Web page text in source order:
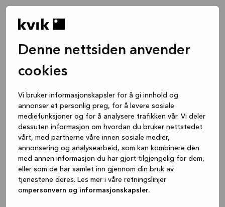
Denne nettsiden anvender
cookies
Vi bruker informasjonskapsler for å gi innhold og
annonser et personlig preg, for å levere sosiale
mediefunksjoner og for å analysere trafikken vår. Vi deler
dessuten informasjon om hvordan du bruker nettstedet
vårt, med partnerne våre innen sosiale medier,
annonsering og analysearbeid, som kan kombinere den
med annen informasjon du har gjort tilgjengelig for dem,
eller som de har samlet inn gjennom din bruk av
tjenestene deres. Les mer i våre retningslinjer
ompersonvern og informasjonskapsler.